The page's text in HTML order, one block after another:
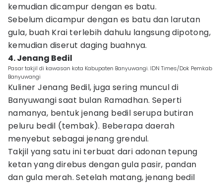
kemudian dicampur dengan es batu.
Sebelum dicampur dengan es batu dan larutan
gula, buah Krai terlebih dahulu langsung dipotong,
kemudian diserut daging buahnya.
4. Jenang Bedil
Pasar takjil di kawasan kota Kabupaten Banyuwangi. IDN Times/Dok Pemkab
Banyuwangi
Kuliner Jenang Bedil, juga sering muncul di
Banyuwangi saat bulan Ramadhan. Seperti
namanya, bentuk jenang bedil serupa butiran
peluru bedil (tembak). Beberapa daerah
menyebut sebagai jenang grendul.
Takjil yang satu ini terbuat dari adonan tepung
ketan yang direbus dengan gula pasir, pandan
dan gula merah. Setelah matang, jenang bedil